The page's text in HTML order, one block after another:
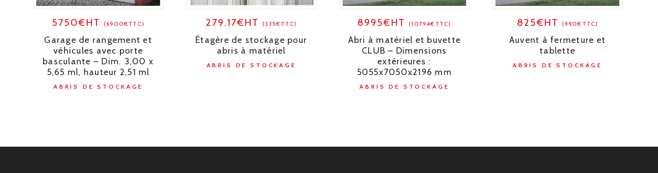
5750€HT(6900€TTC)
Garage de rangement et
véhicules avec porte
basculante – Dim. 3,00 x
5,65 ml, hauteur 2,51 ml
ABRIS DE STOCKAGE
279.17€HT(335€TTC)
Étagère de stockage pour
abris à matériel
ABRIS DE STOCKAGE
8995€HT(10794€TTC)
Abri à matériel et buvette
CLUB – Dimensions
extérieures :
5055x7050x2196 mm
ABRIS DE STOCKAGE
825€HT (990€TTC)
Auvent à fermeture et
tablette
ABRIS DE STOCKAGE